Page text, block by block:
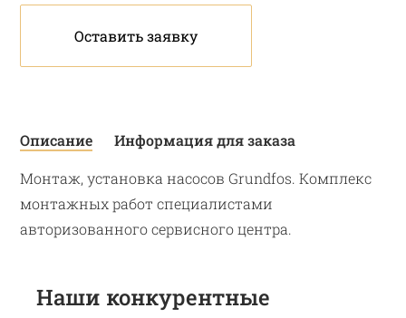
Оставить заявку
Описание
Информация для заказа
Монтаж, установка насосов Grundfos. Комплекс
монтажных работ специалистами
авторизованного сервисного центра.
Наши конкурентные